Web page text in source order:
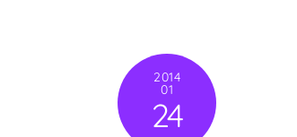
2014
01
24